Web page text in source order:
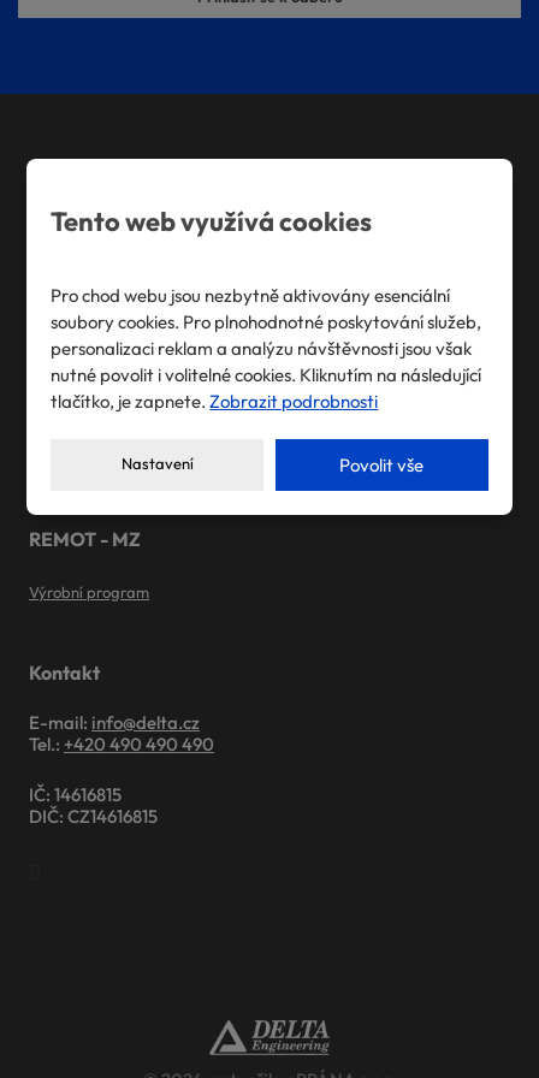
Konstrukční práce
DVP Engineering
Možnosti výroby
REMOT - MZ
Výrobní program
Kontakt
E-mail: info@delta.cz
Tel.: +420 490 490 490
IČ: 14616815
DIČ: CZ14616815
Tento web využívá cookies
Pro chod webu jsou nezbytně aktivovány esenciální
soubory cookies. Pro plnohodnotné poskytování služeb,
personalizaci reklam a analýzu návštěvnosti jsou však
nutné povolit i volitelné cookies. Kliknutím na následující
tlačítko, je zapnete.Zobrazit podrobnosti
Nastavení Povolit vše